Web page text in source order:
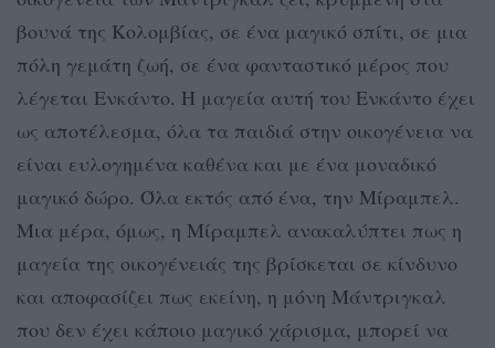
βουνά της Κολομβίας, σε ένα μαγικό σπίτι, σε μια
πόλη γεμάτη ζωή, σε ένα φανταστικό μέρος που
λέγεται Ενκάντο. Η μαγεία αυτή του Ενκάντο έχει
ως αποτέλεσμα, όλα τα παιδιά στην οικογένεια να
είναι ευλογημένα καθένα και με ένα μοναδικό
μαγικό δώρο. Όλα εκτός από ένα, την Μίραμπελ.
Μια μέρα, όμως, η Μίραμπελ ανακαλύπτει πως η
μαγεία της οικογένειάς της βρίσκεται σε κίνδυνο
και αποφασίζει πως εκείνη, η μόνη Μάντριγκαλ
που δεν έχει κάποιο μαγικό χάρισμα, μπορεί να